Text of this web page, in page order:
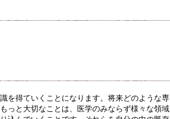
を得ていくことになります。将来どのような専
っと大切なことは、医学のみならず様々な領域